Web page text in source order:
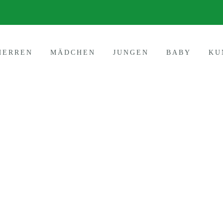
MÄDCHEN JUNGEN BABY